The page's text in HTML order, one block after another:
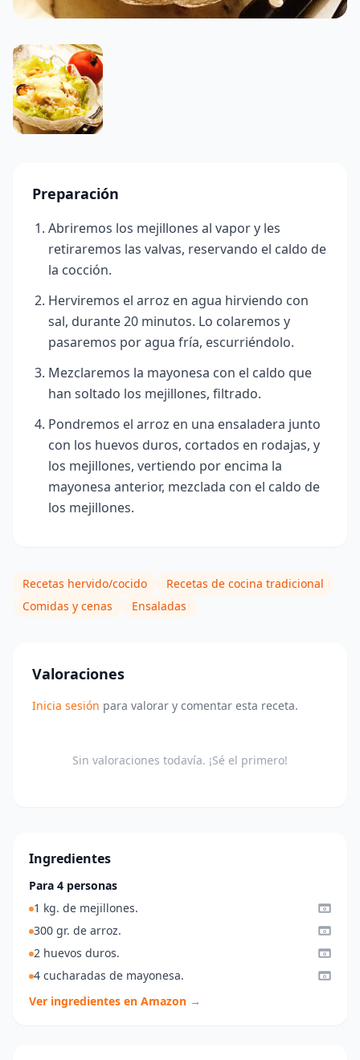
Preparación
Abriremos los mejillones al vapor y les
retiraremos las valvas, reservando el caldo de
la cocción.
Herviremos el arroz en agua hirviendo con
sal, durante 20 minutos. Lo colaremos y
pasaremos por agua fría, escurriéndolo.
Mezclaremos la mayonesa con el caldo que
han soltado los mejillones, filtrado.
Pondremos el arroz en una ensaladera junto
con los huevos duros, cortados en rodajas, y
los mejillones, vertiendo por encima la
mayonesa anterior, mezclada con el caldo de
los mejillones.
Recetas hervido/cocido
Recetas de cocina tradicional
Comidas y cenas
Ensaladas
Valoraciones
Inicia sesión para valorar y comentar esta receta.
Sin valoraciones todavía. ¡Sé el primero!
Ingredientes
Para 4 personas
1 kg. de mejillones.
300 gr. de arroz.
2 huevos duros.
4 cucharadas de mayonesa.
Ver ingredientes en Amazon →